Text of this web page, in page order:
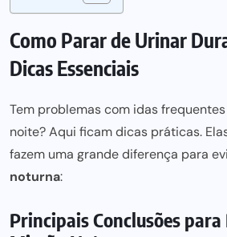
Como Parar de Urinar
Dicas Essenciais
Tem problemas com idas
noite? Aqui ficamdicas práticas.
fazem uma grande diferença para
noturna:
Principais Conclusões para